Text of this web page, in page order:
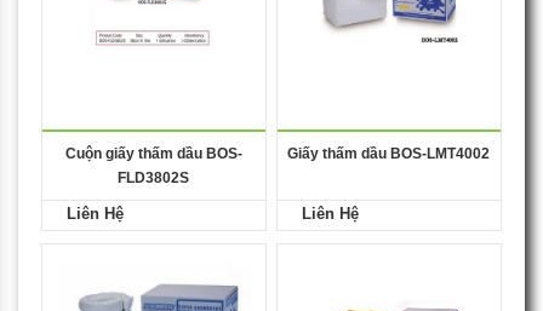
Cuộn giấy thấm dầu BOS-
FLD3802S
Liên Hệ
Giấy thấm dầu BOS-LMT4002
Liên Hệ